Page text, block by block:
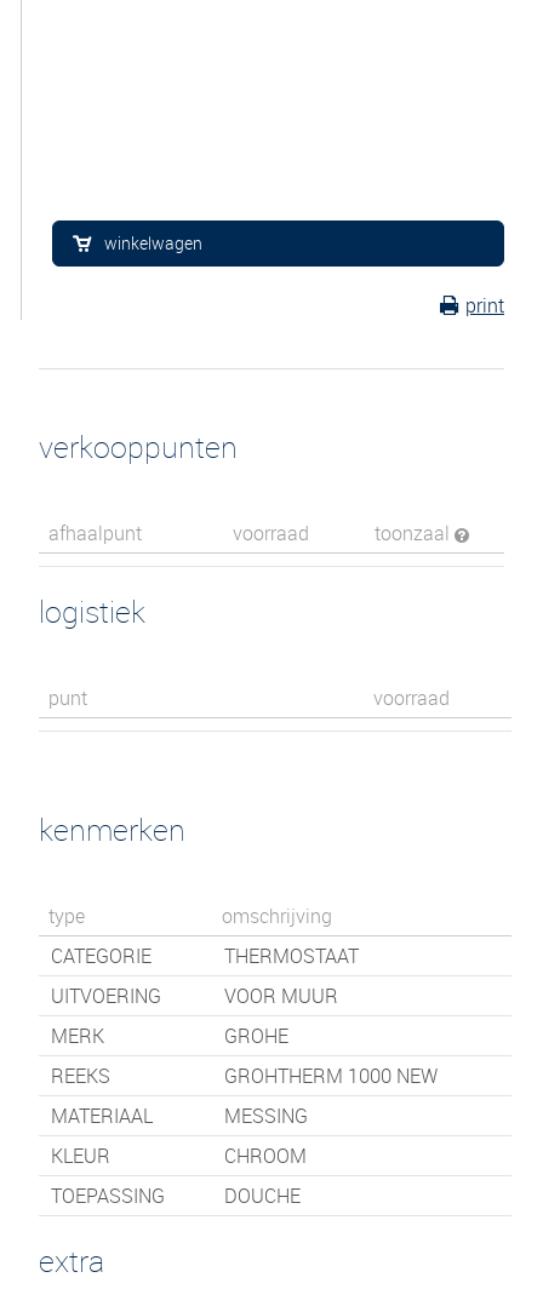
winkelwagen
print
verkooppunten
afhaalpunt voorraad toonzaal
logistiek
punt voorraad
kenmerken
type
omschrijving
CATEGORIE
THERMOSTAAT
UITVOERING
VOOR MUUR
MERK
GROHE
REEKS
GROHTHERM 1000 NEW
MATERIAAL
MESSING
KLEUR
CHROOM
TOEPASSING
DOUCHE
extra